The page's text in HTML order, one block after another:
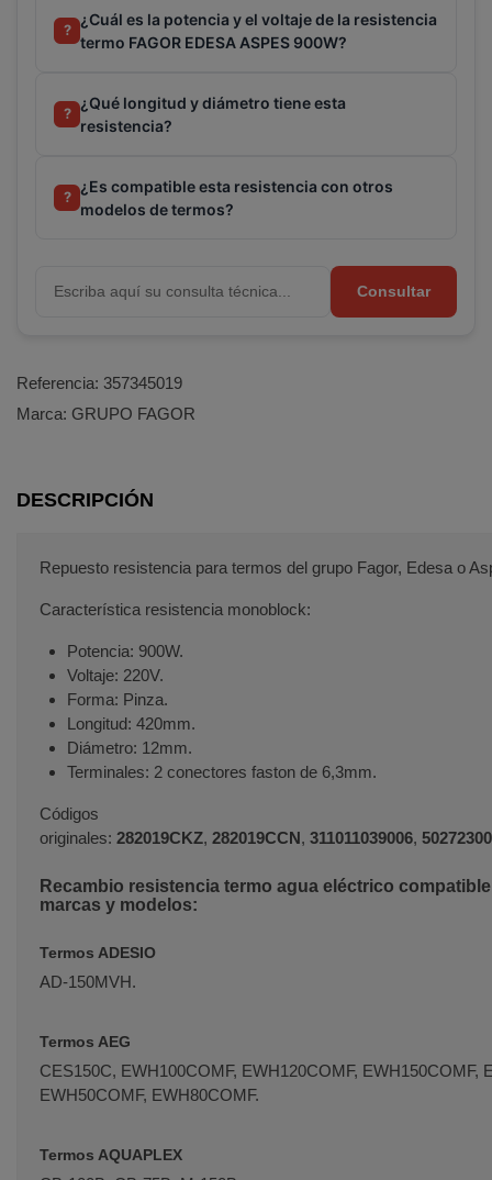
?
¿Cuál es la potencia y el voltaje de la resistencia
termo FAGOR EDESA ASPES 900W?
?
¿Qué longitud y diámetro tiene esta
resistencia?
?
¿Es compatible esta resistencia con otros
modelos de termos?
Consultar
Referencia: 357345019
Marca: GRUPO FAGOR
DESCRIPCIÓN
Repuesto resistencia para termos del grupo Fagor, Edesa o
Característica resistencia monoblock:
Potencia: 900W.
Voltaje: 220V.
Forma: Pinza.
Longitud: 420mm.
Diámetro: 12mm.
Terminales: 2 conectores faston de 6,3mm.
Códigos
originales: 282019CKZ, 282019CCN, 311011039006,
Recambio resistencia termo agua eléctrico
marcas y modelos:
Termos ADESIO
AD-150MVH.
Termos AEG
CES150C, EWH100COMF, EWH120COMF, EWH150COMF,
EWH50COMF, EWH80COMF.
Termos AQUAPLEX
Resistencia termo FAGOR EDESA ASPES 900W